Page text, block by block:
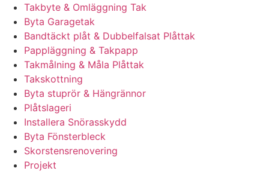
Takbyte & Omläggning Tak
Byta Garagetak
Bandtäckt plåt & Dubbelfalsat Plåttak
Pappläggning & Takpapp
Takmålning & Måla Plåttak
Takskottning
Byta stuprör & Hängrännor
Plåtslageri
Installera Snörasskydd
Byta Fönsterbleck
Skorstensrenovering
Projekt